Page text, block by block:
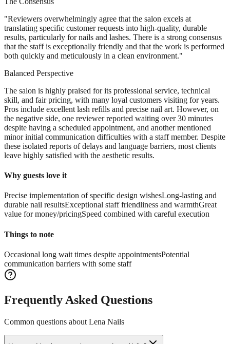
"Reviewers overwhelmingly agree that the salon excels at
translating specific customer requests into high-quality, durable
results, particularly for nails and lashes. There is a strong consensus
that the staff is exceptionally friendly and that the work is performed
both quickly and meticulously in a clean environment."
Balanced Perspective
The salon is highly praised for its professional service, technical
skill, and fair pricing, with many loyal customers visiting for years.
Pros include excellent lash refills and precise nail art. However, on
the negative side, one reviewer reported waiting over 30 minutes
despite having a scheduled appointment, and another mentioned
minor initial communication difficulties with a staff member. Despite
these isolated reports of delays and language barriers, most clients
leave highly satisfied with the aesthetic results.
Why guests love it
Precise implementation of specific design wishesLong-lasting and
durable nail resultsExceptional staff friendliness and warmthGreat
value for money/pricingSpeed combined with careful execution
Things to note
Occasional long wait times despite appointmentsPotential
communication barriers with some staff
Frequently Asked Questions
Common questions about Lena Nails